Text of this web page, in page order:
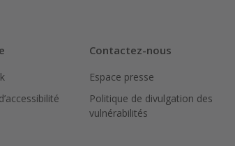
Contactez-nous
Espace presse
Politique de divulgation des
vulnérabilités